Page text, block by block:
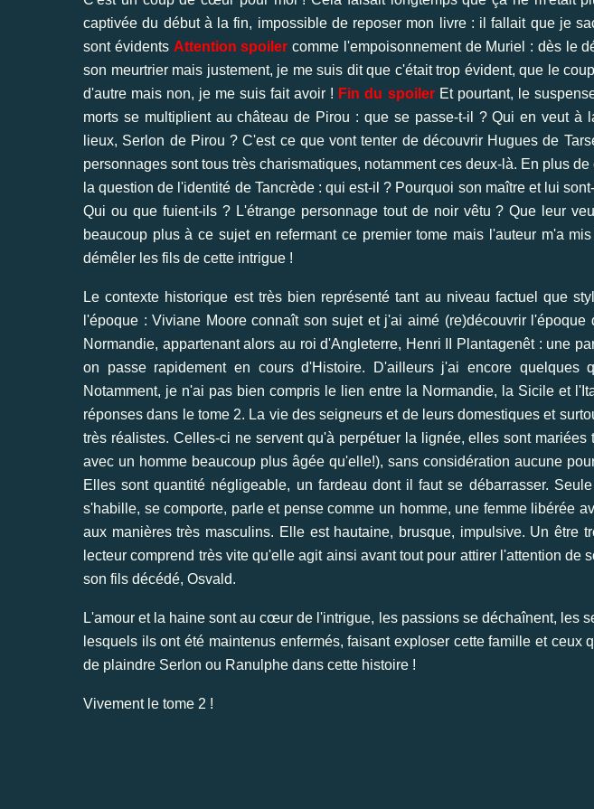
captivée du début à la fin, impossible de reposer mon livre : il fallait que je
sont évidents Attention spoiler comme l'empoisonnement de Muriel : dès le
son meurtrier mais justement, je me suis dit que c'était trop évident, que le
d'autre mais non, je me suis fait avoir ! Fin du spoiler Et pourtant, le
morts se multiplient au château de Pirou : que se passe-t-il ? Qui en veut à
lieux, Serlon de Pirou ? C'est ce que vont tenter de découvrir Hugues de
personnages sont tous très charismatiques, notamment ces deux-là. En plus
la question de l'identité de Tancrède : qui est-il ? Pourquoi son maître et lui
Qui ou que fuient-ils ? L'étrange personnage tout de noir vêtu ? Que leur
beaucoup plus à ce sujet en refermant ce premier tome mais l'auteur m'a
démêler les fils de cette intrigue !
Le contexte historique est très bien représenté tant au niveau factuel que
l'époque : Viviane Moore connaît son sujet et j'ai aimé (re)découvrir
Normandie, appartenant alors au roi d'Angleterre, Henri II Plantagenêt : une
on passe rapidement en cours d'Histoire. D'ailleurs j'ai encore quelques
Notamment, je n'ai pas bien compris le lien entre la Normandie, la Sicile et
réponses dans le tome 2. La vie des seigneurs et de leurs domestiques et
très réalistes. Celles-ci ne servent qu'à perpétuer la lignée, elles sont mariées
avec un homme beaucoup plus âgée qu'elle!), sans considération aucune
Elles sont quantité négligeable, un fardeau dont il faut se débarrasser.
s'habille, se comporte, parle et pense comme un homme, une femme libérée
aux manières très masculins. Elle est hautaine, brusque, impulsive. Un être
lecteur comprend très vite qu'elle agit ainsi avant tout pour attirer l'attention de
son fils décédé, Osvald.
L'amour et la haine sont au cœur de l'intrigue, les passions se déchaînent, les
lesquels ils ont été maintenus enfermés, faisant exploser cette famille et ceux
de plaindre Serlon ou Ranulphe dans cette histoire !
Vivement le tome 2 !